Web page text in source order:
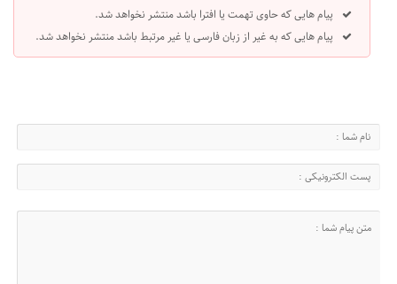
پیام هایی که حاوی تهمت یا افترا باشد منتشر نخواهد شد.
پیام هایی که به غیر از زبان فارسی یا غیر مرتبط باشد منتشر نخواهد شد.